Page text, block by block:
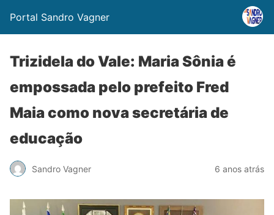
Portal Sandro Vagner
Trizidela do Vale: Maria Sônia é
empossada pelo prefeito Fred
Maia como nova secretária de
educação
Sandro Vagner 6 anos atrás